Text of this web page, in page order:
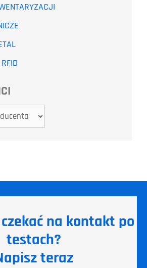
czekać na kontakt po
testach?
teraz